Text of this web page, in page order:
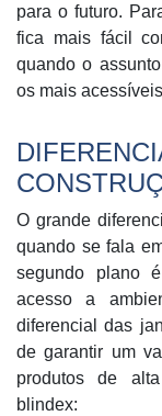
para o futuro.
fica mais fácil
quando o
os mais
O grande
quando se fala
segundo plano
acesso a
diferencial das
de garantir um
produtos de
blindex: